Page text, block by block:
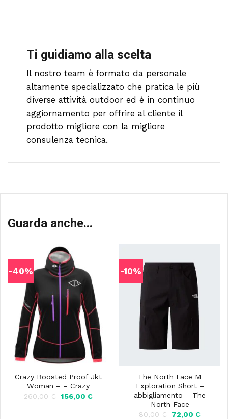
Ti guidiamo alla scelta
Il nostro team è formato da personale
altamente specializzato che pratica le più
diverse attività outdoor ed è in continuo
aggiornamento per offrire al cliente il
prodotto migliore con la migliore
consulenza tecnica.
Guarda anche...
-40%
Crazy Boosted Proof Jkt
Woman – – Crazy
260,00€ Il
156,00€Il
-10%
The North Face M
Exploration Short –
abbigliamento – The
North Face
80,00€
Il
72,00€Il